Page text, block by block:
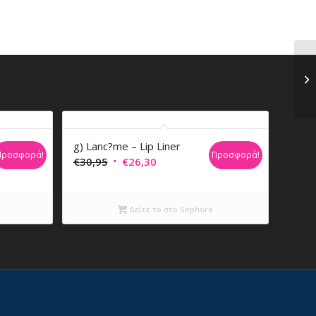
g) Lanc?me – Lip Liner
€30,95 Original
€30,95.
€26,30Η
είναι:
€26,30.
Προσφορά!
Δείτε το στο Sephora